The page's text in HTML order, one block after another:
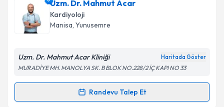
Uzm. Dr. Mahmut Acar
Kardiyoloji
Manisa, Yunusemre
Uzm. Dr. Mahmut Acar Kliniği Haritada Göster
MURADİYE MH. MANOLYA SK. B BLOK NO.228/2 İÇ KAPI NO 33
Randevu Talep Et
Randevu Takvimi Talebi